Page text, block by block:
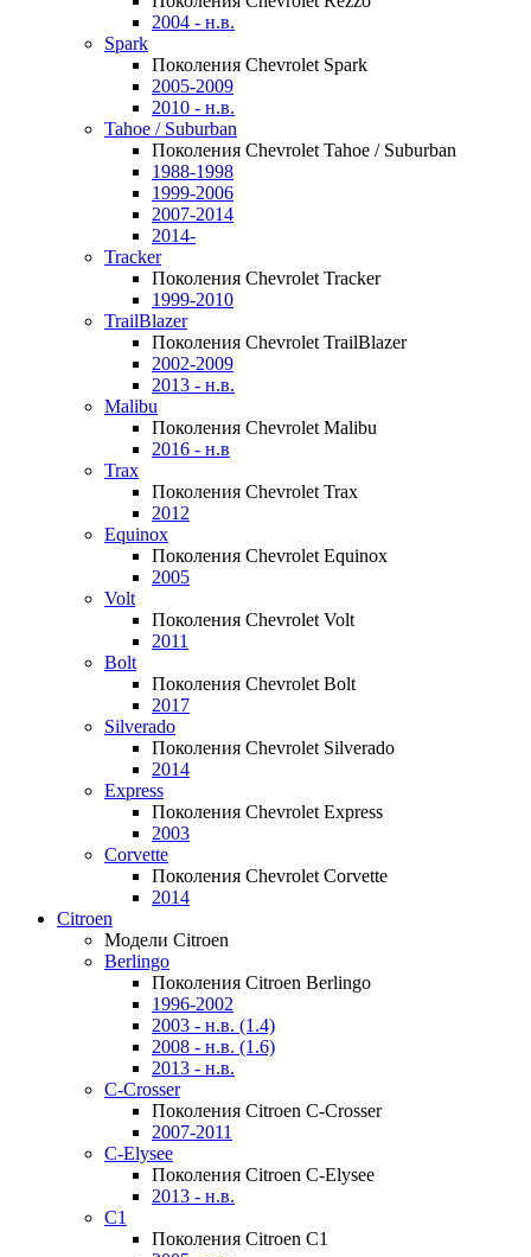
2004 - н.в.
Spark
Поколения Chevrolet Spark
2005-2009
2010 - н.в.
Tahoe / Suburban
Поколения Chevrolet Tahoe / Suburban
1988-1998
1999-2006
2007-2014
2014-
Tracker
Поколения Chevrolet Tracker
1999-2010
TrailBlazer
Поколения Chevrolet TrailBlazer
2002-2009
2013 - н.в.
Malibu
Поколения Chevrolet Malibu
2016 - н.в
Trax
Поколения Chevrolet Trax
2012
Equinox
Поколения Chevrolet Equinox
2005
Volt
Поколения Chevrolet Volt
2011
Bolt
Поколения Chevrolet Bolt
2017
Silverado
Поколения Chevrolet Silverado
2014
Express
Поколения Chevrolet Express
2003
Corvette
Поколения Chevrolet Corvette
2014
Citroen
Модели Citroen
Berlingo
Поколения Citroen Berlingo
1996-2002
2003 - н.в. (1.4)
2008 - н.в. (1.6)
2013 - н.в.
C-Crosser
Поколения Citroen C-Crosser
2007-2011
C-Elysee
Поколения Citroen C-Elysee
2013 - н.в.
C1
Поколения Citroen C1